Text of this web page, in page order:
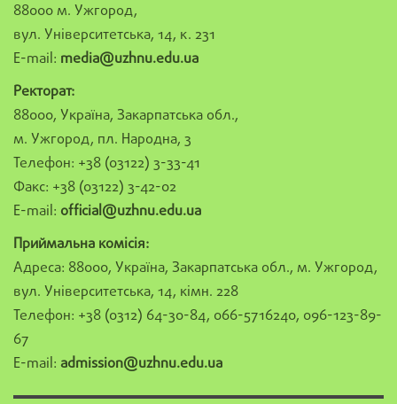
88000 м. Ужгород,
вул. Університетська, 14, к. 231
E-mail: media@uzhnu.edu.ua
Ректорат:
88000, Україна, Закарпатська обл.,
м. Ужгород, пл. Народна, 3
Телефон: +38 (03122) 3-33-41
Факс: +38 (03122) 3-42-02
E-mail: official@uzhnu.edu.ua
Приймальна комісія:
Адреса: 88000, Україна, Закарпатська обл., м. Ужгород,
вул. Університетська, 14, кімн. 228
Телефон: +38 (0312) 64-30-84, 066-5716240, 096-123-89-
67
E-mail: admission@uzhnu.edu.ua